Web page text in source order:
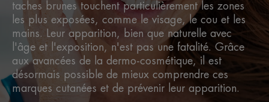
taches brunes touchent particulièrement les zones
les plus exposées, comme le visage, le cou et les
mains. Leur apparition, bien que naturelle avec
l'âge et l'exposition, n'est pas une fatalité. Grâce
aux avancées de la dermo-cosmétique, il est
désormais possible de mieux comprendre ces
marques cutanées et de prévenir leur apparition.